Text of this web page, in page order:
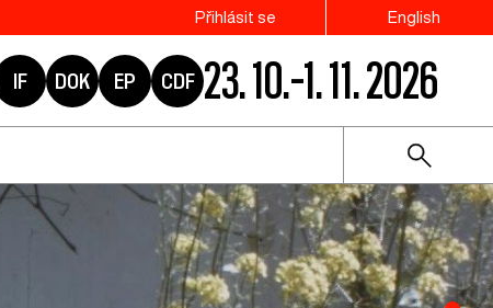
Přihlásit se English
IF DOK EP CDF 23. 10.–1. 11. 2026